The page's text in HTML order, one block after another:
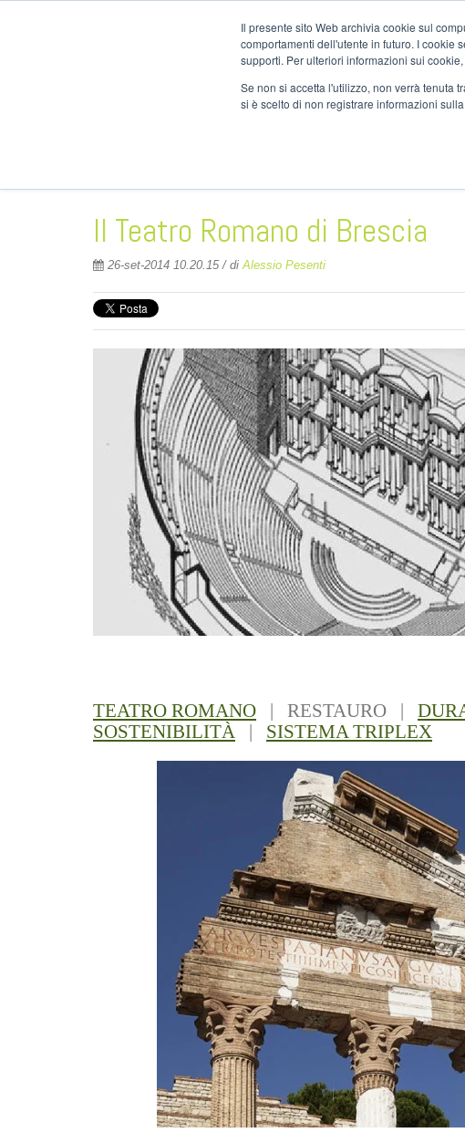
Il presente sito Web archivia cookie sul
comportamenti dell'utente in futuro. I cookie
supporti. Per ulteriori informazioni sui
Se non si accetta l'utilizzo, non verrà tenuta
si è scelto di non registrare informazioni
Il Teatro Romano di Brescia
26-set-2014 10.20.15 / diAlessio Pesenti
TEATRO ROMANO | RESTAURO |
SOSTENIBILITÀ | SISTEMA TRIPLEX